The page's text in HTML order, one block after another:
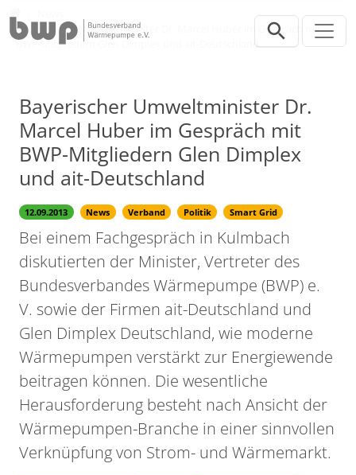
Bayerischer Umweltminister Dr. Marcel Huber im Gespräch mit
BWP-Mitgliedern Glen Dimplex und ait-Deutschland
Bayerischer Umweltminister Dr.
Marcel Huber im Gespräch mit
BWP-Mitgliedern Glen Dimplex
und ait-Deutschland
12.09.2013 News Verband Politik Smart Grid
Bei einem Fachgespräch in Kulmbach
diskutierten der Minister, Vertreter des
Bundesverbandes Wärmepumpe (BWP) e.
V. sowie der Firmen ait-Deutschland und
Glen Dimplex Deutschland, wie moderne
Wärmepumpen verstärkt zur Energiewende
beitragen können. Die wesentliche
Herausforderung besteht nach Ansicht der
Wärmepumpen-Branche in einer sinnvollen
Verknüpfung von Strom- und Wärmemarkt.